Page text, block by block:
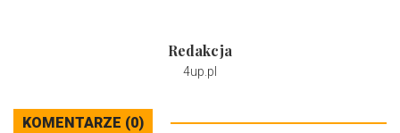
Redakcja
4up.pl
KOMENTARZE (0)